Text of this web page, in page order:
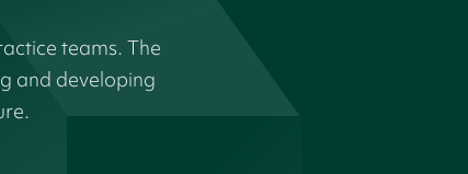
teams. The
and developing